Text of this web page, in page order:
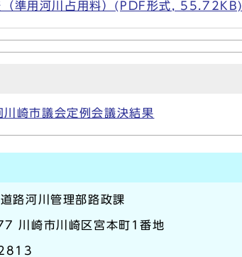
（準用河川占用料）(PDF形式, 55.72KB)
崎市議会定例会議決結果
路河川管理部路政課
川崎市川崎区宮本町1番地